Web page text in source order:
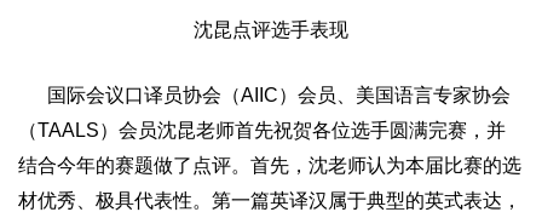
沈昆点评选手表现
国际会议口译员协会（AIIC）会员、美国语言专家协会
（TAALS）会员沈昆老师首先祝贺各位选手圆满完赛，并
结合今年的赛题做了点评。首先，沈老师认为本届比赛的选
材优秀、极具代表性。第一篇英译汉属于典型的英式表达，